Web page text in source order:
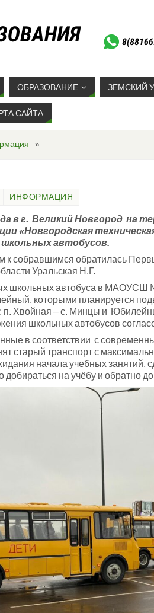
ОБРАЗОВАНИЕ ЗЕМСКИЙ
САЙТА
»
ИНФОРМАЦИЯ
в г. Великий Новгород на
«Новгородская
автобусов.
собравшимся обратилась
Уральская Н.Г.
школьных автобуса в МАОУСШ
которыми планируется
Хвойная – с. Минцы и
школьных автобусов
в соответствии с
старый транспорт с
начала учебных занятий,
добираться на учёбу и обратно